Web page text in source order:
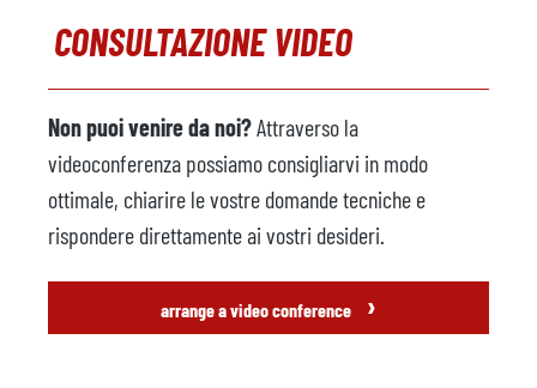
Anno
Produttore
Tecnopres
Modello
KPZ 40
Anno
1999
Accessori
CONSULTAZIONE VIDEO
Non puoi venire da noi?Attraverso la
videoconferenza possiamo consigliarvi in modo
ottimale, chiarire le vostre domande tecniche e
rispondere direttamente ai vostri desideri.
arrange a video conference ›